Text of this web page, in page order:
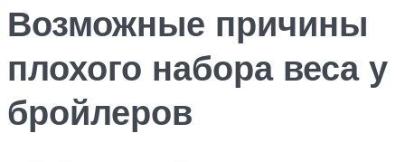
Возможные причины
плохого набора веса у
бройлеров